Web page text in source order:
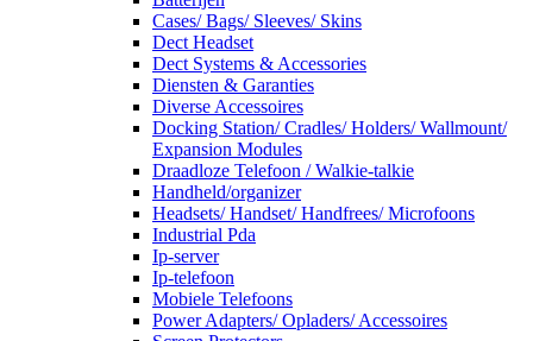
Cases/ Bags/ Sleeves/ Skins
Dect Headset
Dect Systems & Accessories
Diensten & Garanties
Diverse Accessoires
Docking Station/ Cradles/ Holders/ Wallmount/
Expansion Modules
Draadloze Telefoon / Walkie-talkie
Handheld/organizer
Headsets/ Handset/ Handfrees/ Microfoons
Industrial Pda
Ip-server
Ip-telefoon
Mobiele Telefoons
Power Adapters/ Opladers/ Accessoires